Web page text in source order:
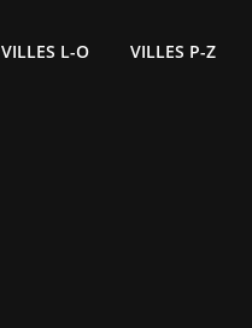
VILLES L-O VILLES P-Z